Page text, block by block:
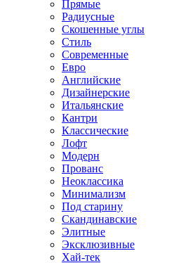
Прямые
Радиусные
Скошенные углы
Стиль
Современные
Евро
Английские
Дизайнерские
Итальянские
Кантри
Классические
Лофт
Модерн
Прованс
Неоклассика
Минимализм
Под старину
Скандинавские
Элитные
Эксклюзивные
Хай-тек